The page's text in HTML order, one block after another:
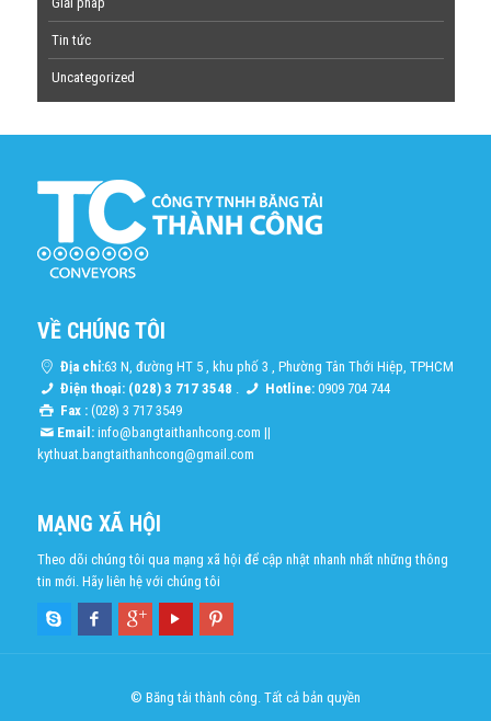
Tin tức
Uncategorized
VỀ CHÚNG TÔI
Địa chỉ:63 N, đường HT 5 , khu phố 3 , Phường Tân Thới Hiệp, TPHCM
Điện thoại: (028) 3 717 3548
Hotline: 0909 704 744
Fax :(028) 3 717 3549
Email: info@bangtaithanhcong.com ||
kythuat.bangtaithanhcong@gmail.com
MẠNG XÃ HỘI
Theo dõi chúng tôi qua mạng xã hội để cập nhật nhanh nhất những thông
tin mới. Hãy liên hệ với chúng tôi
© Băng tải thành công. Tất cả bản quyền